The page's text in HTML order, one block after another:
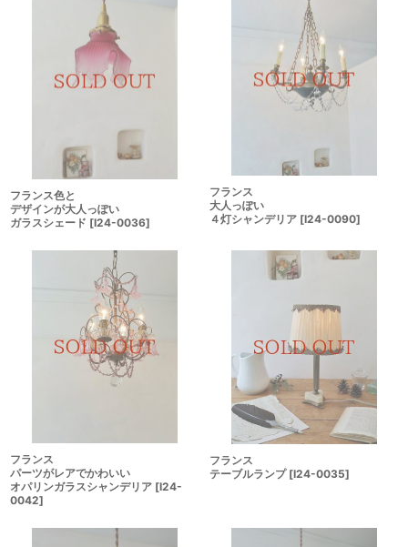
フランス色と
デザインが大人っぽい
ガラスシェード [I24-0036]
フランス
大人っぽい
４灯シャンデリア [I24-0090]
フランス
パーツがレアでかわいい
オパリンガラスシャンデリア [I24-
0042]
フランス
テーブルランプ [I24-0035]